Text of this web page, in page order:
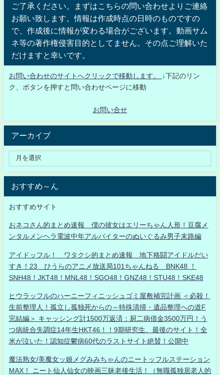
ご了承ください。まずはこちらの問い合わせよりご連絡
お願い致します。情報は作成時点の日時のものですの
で、作成後に情報が変わる場合がございます。動画サム
ネ等の著作権侵害目的としてません。その点ご理解いた
だけますと幸いです。
お問い合わせのサイトへクリックで移動します。
↓下記のリン
ク、ボタンを押すと問い合わせページに移動
お問い合せ
アーカイブ
おすすめ～ん
おすすめサイト
おネコさん的まとめ速報 僕の彼女はエリーちゃん人形！豆腐メ
ンタルメンヘラ電波中年アルバイターのぬいぐるみ男子末路編
アイドッフル！ ワタクシ的まとめ速報 地下格闘アイドルだい
すき！23 ひうらのアニメ放送局101ちゃんねる BNK48 ！
SNH48！JKT48！MNL48！SGO48！GNZ48！STU48！SKE48
ヒウラッフルのハーニーフィニッシュゴミ屋敷補完計画 ＜必殺！
生前整理人！孤立し孤独死からの～特殊清掃・遺品整理への道F
完結編＞ キャッシング計1500万返済：厨二病借金3500万円！う
つ病統合失調症14年生HKT46！！9期研究生、最後のサイト！全
米が泣いた！認知症鬱病60代のラストサイト絶賛！公開中
魔法熟女/美魔女ッ娘メグみみちゃんのニートッフルステーション
MAX！ ニート仙人仙女の映画三昧老後生活！（無職孤独居老人的